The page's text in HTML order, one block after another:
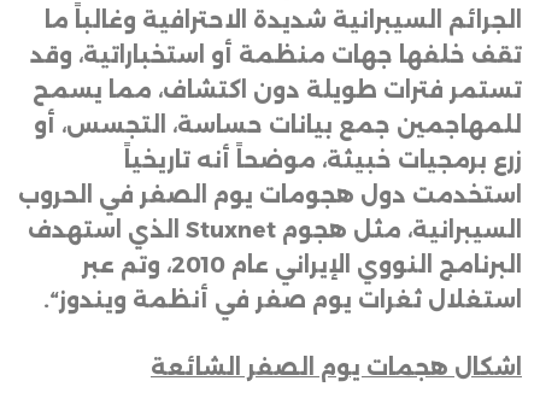
الجرائم السيبرانية شديدة الاحترافية وغالباً ما
تقف خلفها جهات منظمة أو استخباراتية، وقد
تستمر فترات طويلة دون اكتشاف، مما يسمح
للمهاجمين جمع بيانات حساسة، التجسس، أو
زرع برمجيات خبيثة، موضحاً أنه تاريخياً
استخدمت دول هجومات يوم الصفر في الحروب
السيبرانية، مثل هجوم
الذي استهدف
البرنامج النووي الإيراني عام 2010، وتم عبر
استغلال ثغرات يوم صفر في أنظمة ويندوز“.
اشكال هجمات يوم الصفر الشائعة